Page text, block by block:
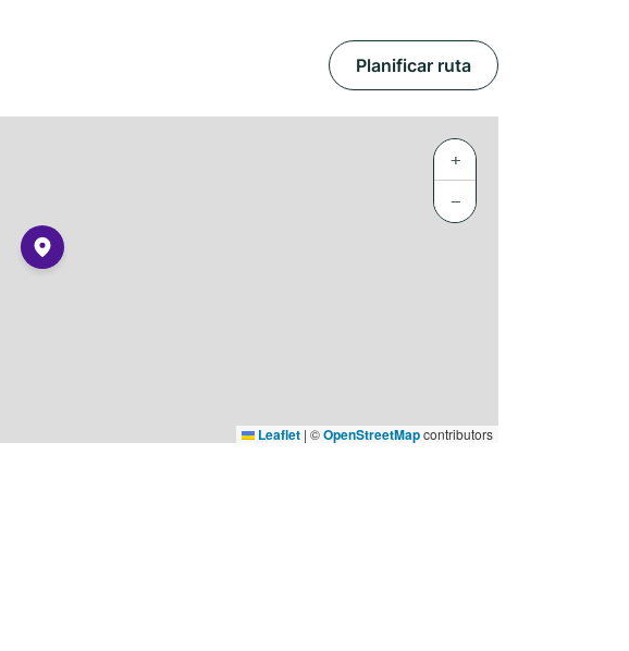
Planificar ruta
+
−
Leaflet | ©OpenStreetMapcontributors